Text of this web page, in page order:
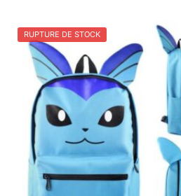
RUPTURE DE STOCK